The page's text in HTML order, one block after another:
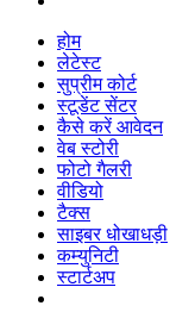
होम
लेटेस्ट
सुप्रीम कोर्ट
स्टूडेंट सेंटर
कैसे करें आवेदन
वेब स्टोरी
फोटो गैलरी
वीडियो
टैक्स
साइबर धोखाधड़ी
कम्युनिटी
स्टार्टअप